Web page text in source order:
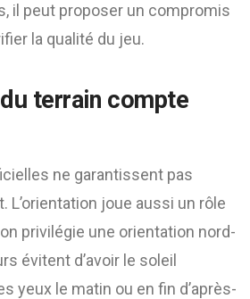
il peut proposer un compromis
la qualité du jeu.
terrain compte
ne garantissent pas
L’orientation joue aussi un rôle
privilégie une orientation nord-
évitent d’avoir le soleil
yeux le matin ou en fin d’après-